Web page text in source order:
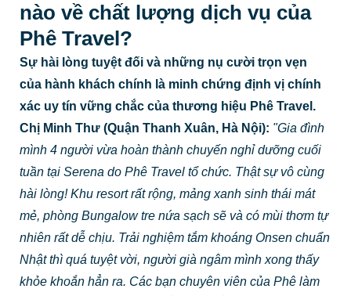
nào về chất lượng dịch vụ của
Phê Travel?
Sự hài lòng tuyệt đối và những nụ cười trọn vẹn
của hành khách chính là minh chứng định vị chính
xác uy tín vững chắc của thương hiệu Phê Travel.
Chị Minh Thư (Quận Thanh Xuân, Hà Nội): "Gia đình
mình 4 người vừa hoàn thành chuyến nghỉ dưỡng cuối
tuần tại Serena do Phê Travel tổ chức. Thật sự vô cùng
hài lòng! Khu resort rất rộng, mảng xanh sinh thái mát
mẻ, phòng Bungalow tre nứa sạch sẽ và có mùi thơm tự
nhiên rất dễ chịu. Trải nghiệm tắm khoáng Onsen chuẩn
Nhật thì quá tuyệt vời, người già ngâm mình xong thấy
khỏe khoắn hẳn ra. Các bạn chuyên viên của Phê làm